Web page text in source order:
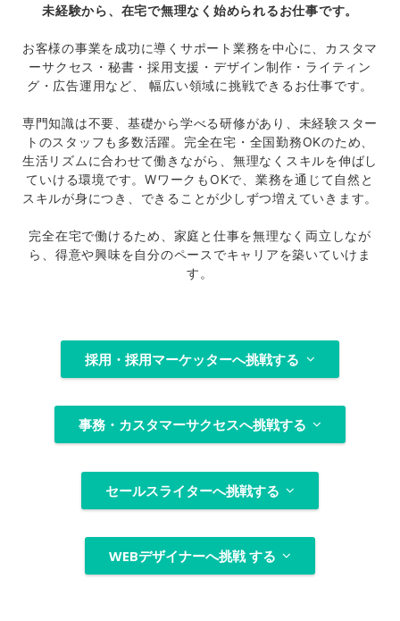
未経験から、在宅で無理なく始められるお仕事です。
お客様の事業を成功に導くサポート業務を中心に、カスタマ
ーサクセス・秘書・採用支援・ デザイン制作・ライティン
グ・広告運用など、 幅広い領域に挑戦できるお仕事です。
専門知識は不要、基礎から学べる研修があり、未経験スター
トのスタッフも多数活躍。 完全在宅・全国勤務OKのため、
生活リズムに合わせて働きながら、無理なくスキルを伸ばし
ていける環境です。WワークもOKで、業務を通じて自然と
スキルが身につき、できることが少しずつ増えていきます。
完全在宅で働けるため、家庭と仕事を無理なく両立しなが
ら、 得意や興味を自分のペースでキャリアを築いていけま
す。
採用・採用マーケッターへ挑戦する
事務・カスタマーサクセスへ挑戦する
セールスライターへ挑戦する
WEBデザイナーへ挑戦 する